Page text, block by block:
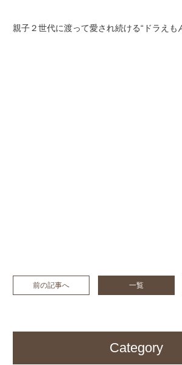
親子２世代に渡って愛され続ける“ドラえも
前の記事へ 一覧
Category